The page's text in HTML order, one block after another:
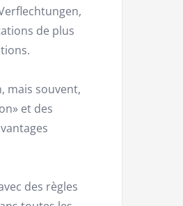
de plus
mais souvent,
et des
des règles